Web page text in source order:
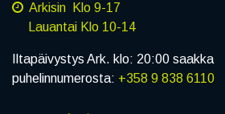
Arkisin Klo 9-17
Lauantai Klo 10-14
Iltapäivystys Ark. klo: 20:00 saakka
puhelinnumerosta: +358 9 838 6110